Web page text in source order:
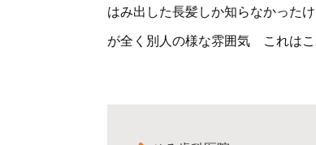
はみ出した長髪しか知らなかった
が全く別人の様な雰囲気 これはこ